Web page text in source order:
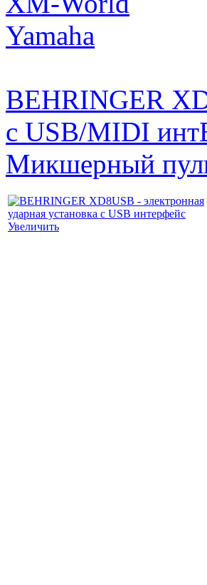
Yamaha
BEHRINGER
с USB/MIDI инт
Микшерный
Увеличить